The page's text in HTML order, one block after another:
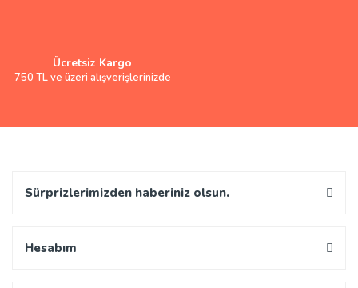
Ücretsiz Kargo
750 TL ve üzeri alışverişlerinizde
Sürprizlerimizden haberiniz olsun.
Hesabım